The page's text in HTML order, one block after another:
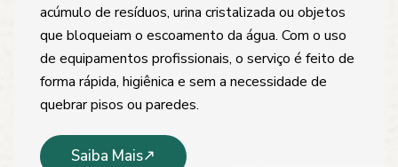
acúmulo de resíduos, urina cristalizada ou objetos
que bloqueiam o escoamento da água. Com o uso
de equipamentos profissionais, o serviço é feito de
forma rápida, higiênica e sem a necessidade de
quebrar pisos ou paredes.
Saiba Mais